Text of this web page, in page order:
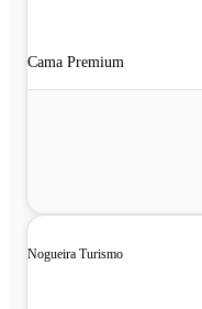
Cama Premium
Nogueira Turismo